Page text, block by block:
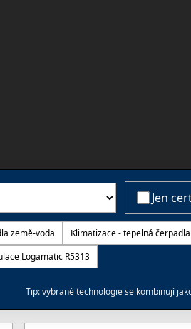
Jen
země-voda
Klimatizace - tepelná
Logamatic R5313
Tip: vybrané technologie se kombinují